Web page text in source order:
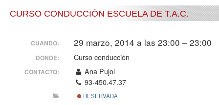
CURSO CONDUCCIÓN ESCUELA DE T.A.C.
CUANDO: 29 marzo, 2014 a las 23:00 – 23:00
DONDE: Curso conducción
CONTACTO:
Ana Pujol
93-450.47.37
RESERVADA